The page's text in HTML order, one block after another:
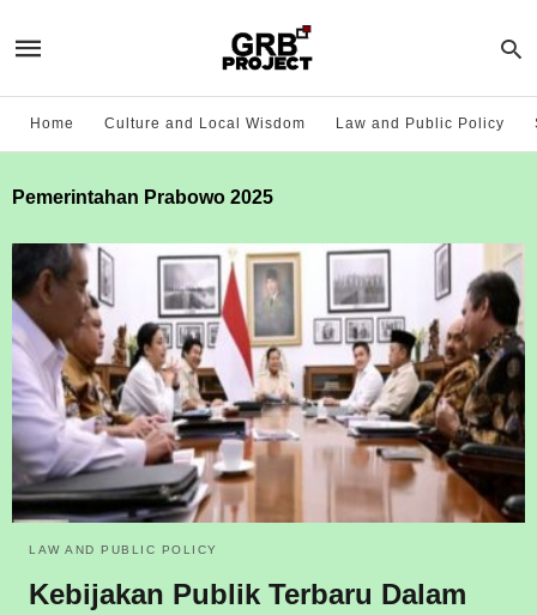
Home Culture and Local Wisdom Law and Public Policy
Pemerintahan Prabowo 2025
LAW AND PUBLIC POLICY
Kebijakan Publik Terbaru Dalam